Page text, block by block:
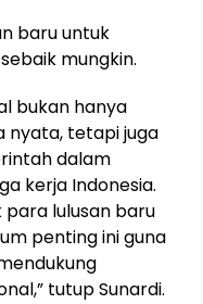
baru untuk
mungkin.
bukan hanya
nyata, tetapi juga
dalam
kerja Indonesia.
para lulusan baru
penting ini guna
tutup Sunardi.